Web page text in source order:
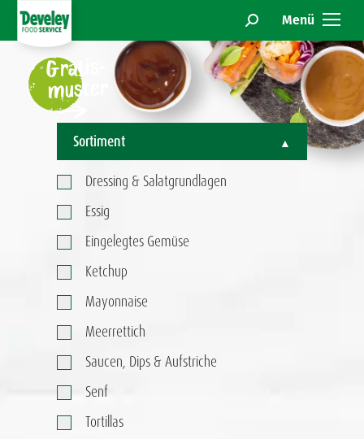
Menü
Search:
Gratis-
muster
Sortiment
Dressing & Salatgrundlagen
Essig
Eingelegtes Gemüse
Ketchup
Mayonnaise
Meerrettich
Saucen, Dips & Aufstriche
Senf
Tortillas